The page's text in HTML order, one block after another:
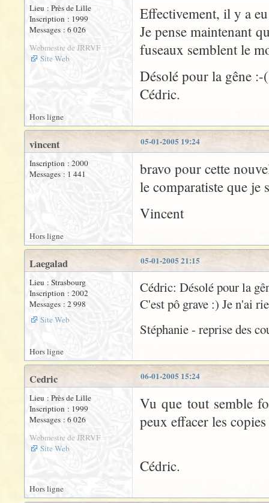
Lieu : Près de Lille
Inscription : 1999
Messages : 6 026
Webmestre de JRRVF
Site Web
Effectivement, il y a
Je pense maintenant
fuseaux semblent le
Désolé pour la gêne :-(
Cédric.
Hors ligne
05-01-2005 19:24
vincent
Inscription : 2000
Messages : 1 441
bravo pour cette
le comparatiste que je
Vincent
Hors ligne
05-01-2005 21:15
Laegalad
Lieu : Strasbourg
Inscription : 2002
Messages : 2 998
Site Web
Cédric: Désolé pour la
C'est pô grave :) Je n'ai
Stéphanie - reprise des
Hors ligne
06-01-2005 15:24
Cedric
Lieu : Près de Lille
Inscription : 1999
Messages : 6 026
Webmestre de JRRVF
Site Web
Vu que tout semble
peux effacer les
Cédric.
Hors ligne